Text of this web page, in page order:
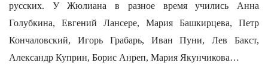
русских. У Жюлиана в разное время учились Анна
Голубкина, Евгений Лансере, Мария Башкирцева, Петр
Кончаловский, Игорь Грабарь, Иван Пуни, Лев Бакст,
Александр Куприн, Борис Анреп, Мария Якунчикова…